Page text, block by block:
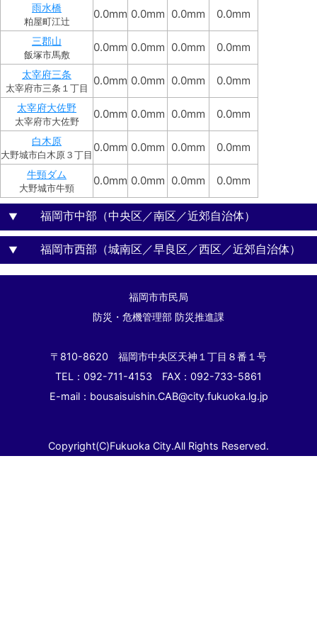
雨水橋
粕屋町江辻
0.0mm 0.0mm 0.0mm 0.0mm
三郡山
飯塚市馬敷
0.0mm 0.0mm 0.0mm 0.0mm
太宰府三条
太宰府市三条１丁目
0.0mm 0.0mm 0.0mm 0.0mm
太宰府大佐野
太宰府市大佐野
0.0mm 0.0mm 0.0mm 0.0mm
白木原
大野城市白木原３丁目
0.0mm 0.0mm 0.0mm 0.0mm
牛頸ダム
大野城市牛頸
0.0mm 0.0mm 0.0mm 0.0mm
▼ 福岡市中部（中央区／南区／近郊自治体）
▼ 福岡市西部（城南区／早良区／西区／近郊自治体）
福岡市市民局
防災・危機管理部 防災推進課
〒810-8620 福岡市中央区天神１丁目８番１号
TEL：092-711-4153 FAX：092-733-5861
E-mail：bousaisuishin.CAB@city.fukuoka.lg.jp
Copyright(C)Fukuoka City.All Rights Reserved.